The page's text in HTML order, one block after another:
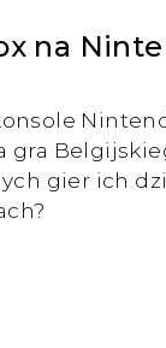
na
gra
gier ich